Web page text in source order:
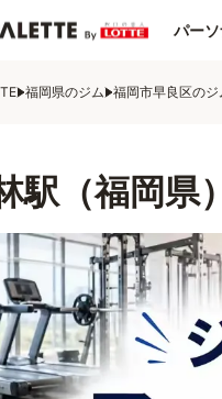
パー
福岡県のジム 福岡市早良区のジ
駅（福岡県